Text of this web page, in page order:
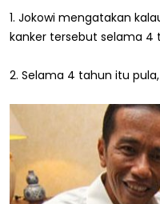
1. Jokowi mengatakan
kanker tersebut selama 4
2. Selama 4 tahun itu